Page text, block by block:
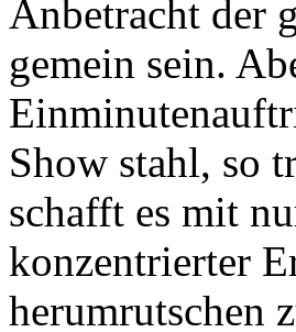
Anbetracht der
gemein sein.
Show stahl, so
schafft es mit
konzentrierter
herumrutschen